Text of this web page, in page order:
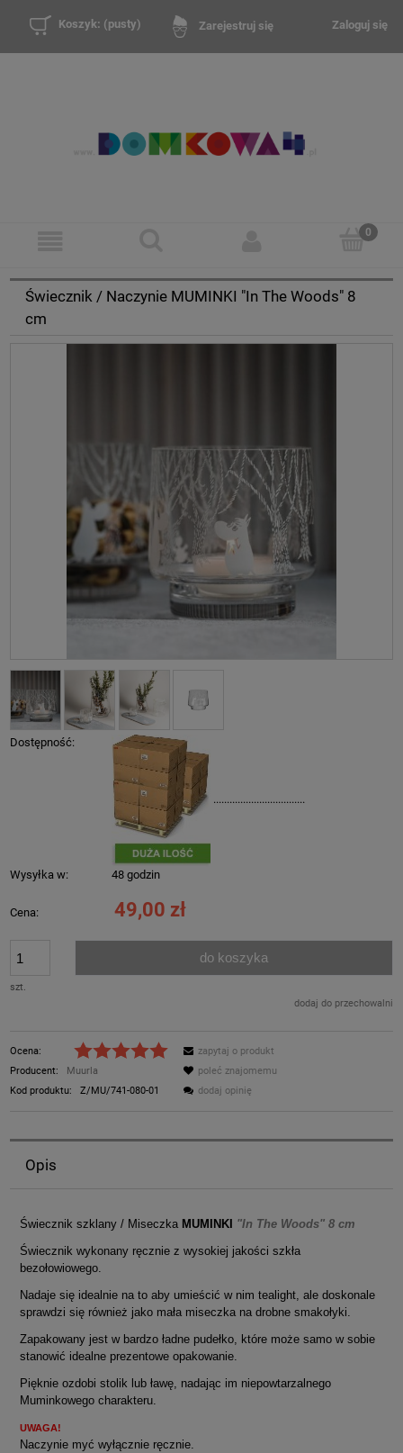
Zarejestruj się Zaloguj się
Koszyk: (pusty)
Świecznik / Naczynie MUMINKI "In The Woods" 8
cm
Dostępność:
..................................
Wysyłka w: 48 godzin
Cena: 49,00 zł
szt.
do koszyka
dodaj do przechowalni
Ocena:
Producent:
Muurla
Kod produktu:
Z/MU/741-080-01
zapytaj o produkt
poleć znajomemu
dodaj opinię
Opis
Świecznik szklany / Miseczka MUMINKI "In The Woods" 8 cm
Świecznik wykonany ręcznie z wysokiej jakości szkła
bezołowiowego.
Nadaje się idealnie na to aby umieścić w nim tealight, ale doskonale
sprawdzi się również jako mała miseczka na drobne smakołyki.
Zapakowany jest w bardzo ładne pudełko, które może samo w sobie
stanowić idealne prezentowe opakowanie.
Pięknie ozdobi stolik lub ławę, nadając im niepowtarzalnego
Muminkowego charakteru.
UWAGA!
Naczynie myć wyłącznie ręcznie.